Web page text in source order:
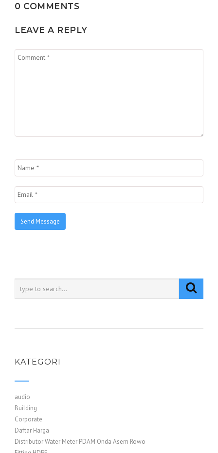
0 COMMENTS
LEAVE A REPLY
KATEGORI
audio
Building
Corporate
Daftar Harga
Distributor Water Meter PDAM Onda Asem Rowo